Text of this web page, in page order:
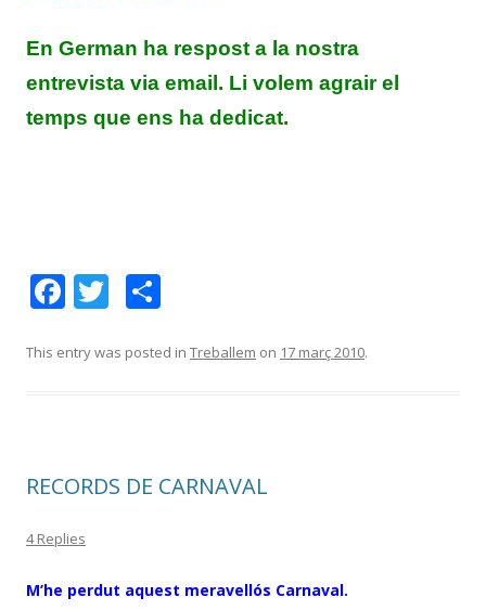
En German ha respost a la nostra
entrevista via email. Li volem agrair el
temps que ens ha dedicat.
F
ac
e
k
T
w
itt m
ix
This entry was posted in Treballem on 17 març 2010.
RECORDS DE CARNAVAL
4 Replies
M’he perdut aquest meravellós Carnaval.